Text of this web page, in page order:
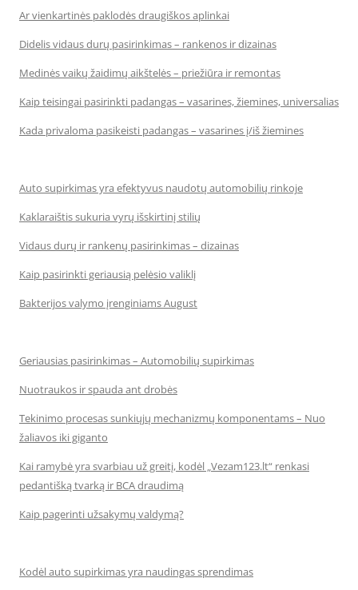
Ar vienkartinės paklodės draugiškos aplinkai
Didelis vidaus durų pasirinkimas – rankenos ir dizainas
Medinės vaikų žaidimų aikštelės – priežiūra ir remontas
Kaip teisingai pasirinkti padangas – vasarines, žiemines, universalias
Kada privaloma pasikeisti padangas – vasarines į/iš žiemines
Auto supirkimas yra efektyvus naudotų automobilių rinkoje
Kaklaraištis sukuria vyrų išskirtinį stilių
Vidaus durų ir rankenų pasirinkimas – dizainas
Kaip pasirinkti geriausią pelėsio valiklį
Bakterijos valymo įrenginiams August
Geriausias pasirinkimas – Automobilių supirkimas
Nuotraukos ir spauda ant drobės
Tekinimo procesas sunkiųjų mechanizmų komponentams – Nuo
žaliavos iki giganto
Kai ramybė yra svarbiau už greitį, kodėl „Vezam123.lt“ renkasi
pedantišką tvarką ir BCA draudimą
Kaip pagerinti užsakymų valdymą?
Kodėl auto supirkimas yra naudingas sprendimas